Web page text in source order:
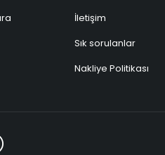
İletişim
Sık sorulanlar
Nakliye Politikası